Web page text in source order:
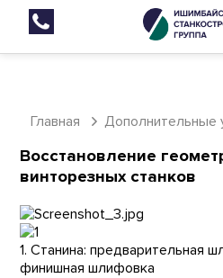
Главная
Дополнительные
Восстановление
винторезных станков
1. Станина: предварительная
финишная шлифовка